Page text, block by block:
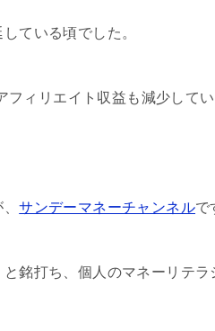
ている頃でした。
ィリエイト収益も減少してい
、サンデーマネーチャンネルで
銘打ち、個人のマネーリテ